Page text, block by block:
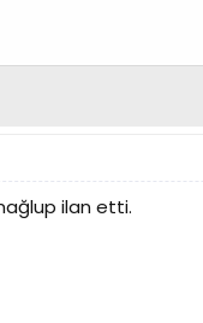
ilan etti.